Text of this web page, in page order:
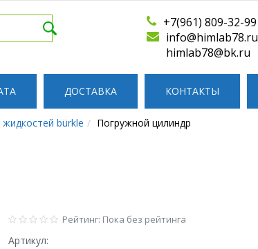
+7(961) 809-32-99
info@himlab78.ru
himlab78@bk.ru
ДОСТАВКА КОНТАКТЫ
bürkle Погружной цилиндр
Рейтинг: Пока без рейтинга
Артикул: